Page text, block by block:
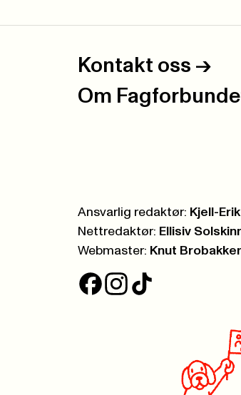
Kontakt oss ->
Om
Ansvarlig redaktør: Kjell-
Nettredaktør: Ellisiv
Webmaster: Knut